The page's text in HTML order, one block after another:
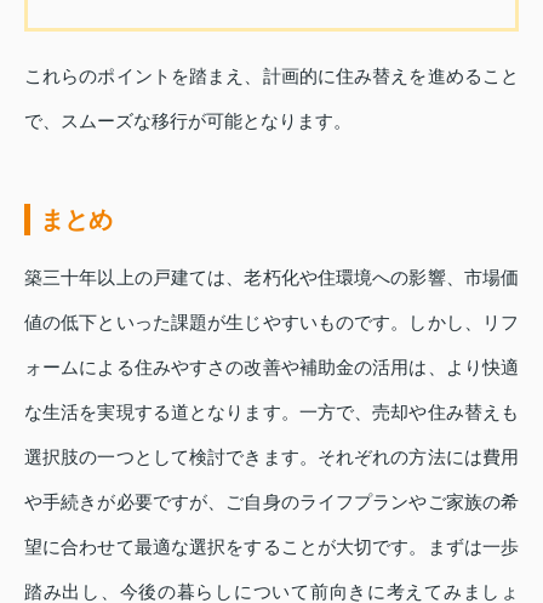
これらのポイントを踏まえ、計画的に住み替えを進めること
で、スムーズな移行が可能となります。
まとめ
築三十年以上の戸建ては、老朽化や住環境への影響、市場価
値の低下といった課題が生じやすいものです。しかし、リフ
ォームによる住みやすさの改善や補助金の活用は、より快適
な生活を実現する道となります。一方で、売却や住み替えも
選択肢の一つとして検討できます。それぞれの方法には費用
や手続きが必要ですが、ご自身のライフプランやご家族の希
望に合わせて最適な選択をすることが大切です。まずは一歩
踏み出し、今後の暮らしについて前向きに考えてみましょ